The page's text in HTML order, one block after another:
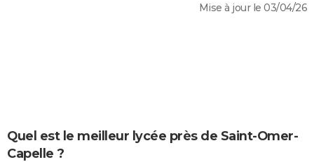
CARTE DE VOEUX
Mise à jour le 03/04/26
Quel est le meilleur lycée près de Saint-Omer-
Capelle ?